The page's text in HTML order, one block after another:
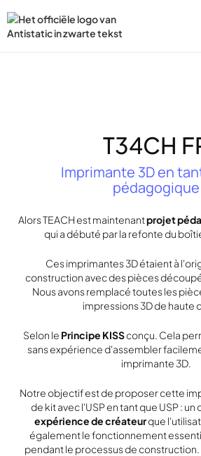
T34CH
Imprimante 3D en
pédagogique
Alors TEACH est maintenantprojet
qui a débuté par la refonte du
Ces imprimantes 3D étaient à
construction avec des pièces
Nous avons remplacé toutes les
impressions 3D de haute
Selon le Principe KISSconçu. Cela
sans expérience d'assembler
imprimante 3D.
Notre objectif est de proposer cette
de kit avec l'USP en tant que USP :
expérience de créateurque
également le fonctionnement
pendant le processus de construction.